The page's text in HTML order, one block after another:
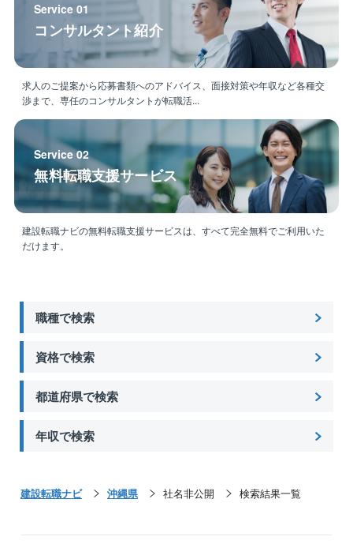
Service 01
コンサルタント紹介
求人のご提案から応募書類へのアドバイス、面接対策や年収など各種交
渉まで、専任のコンサルタントが転職活...
Service 02
無料転職支援サービス
建設転職ナビの無料転職支援サービスは、すべて完全無料でご利用いた
だけます。
職種で検索
資格で検索
都道府県で検索
年収で検索
建設転職ナビ 沖縄県 社名非公開 検索結果一覧